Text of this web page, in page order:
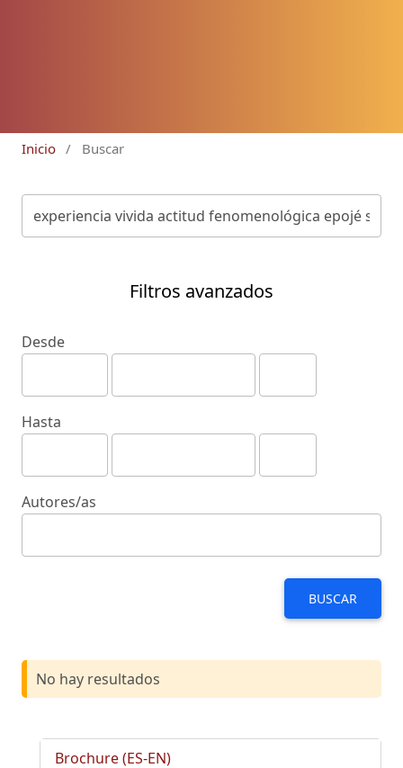
Inicio / Buscar
Filtros avanzados
Desde
Hasta
Autores/as
BUSCAR
No hay resultados
Brochure (ES-EN)